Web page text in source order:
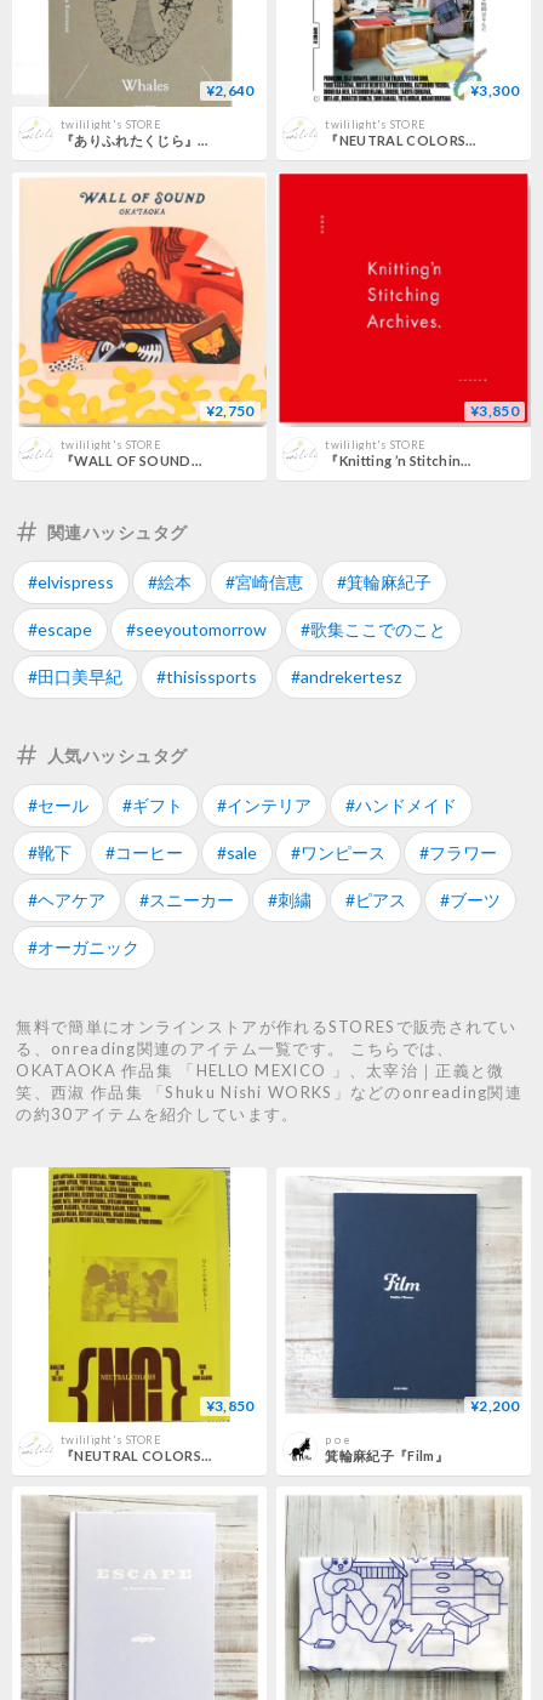
¥2,640
twililight's STORE
『ありふれたくじら』是恒さくら
¥3,300
twililight's STORE
『NEUTRAL COLORS 6 』
¥2,750
twililight's STORE
¥3,850
twililight's STORE
関連ハッシュタグ
#elvispress #絵本 #宮崎信恵 #箕輪麻紀子
#escape #seeyoutomorrow #歌集ここでのこと
#田口美早紀 #thisissports #andrekertesz
人気ハッシュタグ
#セール #ギフト #インテリア #ハンドメイド
#靴下 #コーヒー #sale #ワンピース #フラワー
#ヘアケア #スニーカー #刺繍 #ピアス #ブーツ
#オーガニック
無料で簡単にオンラインストアが作れるSTORESで販売されてい
る、onreading関連のアイテム一覧です。 こちらでは、
OKATAOKA 作品集 「HELLO MEXICO 」、太宰治｜正義と微
笑、西淑 作品集 「Shuku Nishi WORKS」などのonreading関連
の約30アイテムを紹介しています。
¥3,850
twililight's STORE
『NEUTRAL COLORS 別冊 ほんとの本の話をしよう #1』
¥2,200
p o e
箕輪麻紀子『Film』